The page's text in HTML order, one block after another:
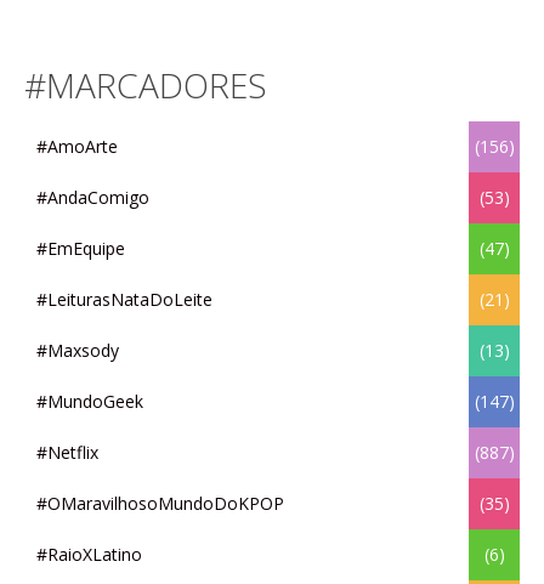
#MARCADORES
#AmoArte (156)
#AndaComigo (53)
#EmEquipe (47)
#LeiturasNataDoLeite (21)
#Maxsody (13)
#MundoGeek (147)
#Netflix (887)
#OMaravilhosoMundoDoKPOP (35)
#RaioXLatino (6)